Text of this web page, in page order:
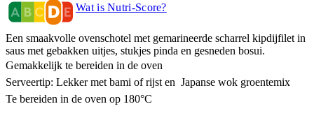
Wat is Nutri-Score?
Een smaakvolle ovenschotel met gemarineerde scharrel kipdijfilet in
saus met gebakken uitjes, stukjes pinda en gesneden bosui.
Gemakkelijk te bereiden ​in de oven
Serveertip: Lekker met bami of rijst en Japanse wok groentemix​
Te bereiden in de oven op 180°C​